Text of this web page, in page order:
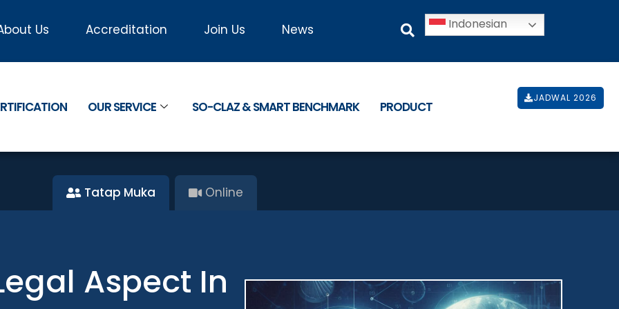
Us Accreditation Join Us News Indonesian
OUR SERVICE SO-CLAZ & SMART BENCHMARK PRODUCT
JADWAL 2026
Tatap Muka Online
Aspect In